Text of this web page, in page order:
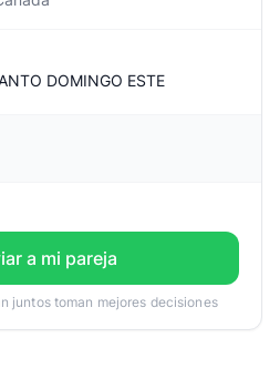
DOMINGO ESTE
a mi pareja
juntos toman mejores decisiones